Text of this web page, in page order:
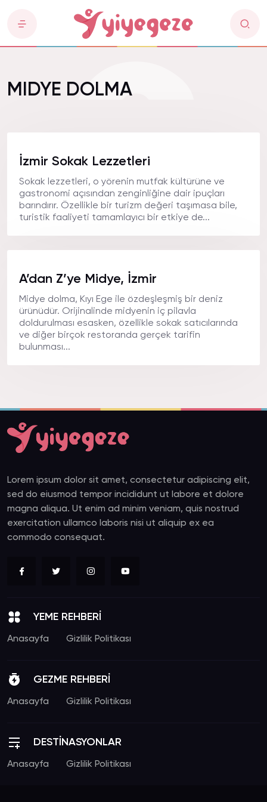
MIDYE DOLMA
İzmir Sokak Lezzetleri
Sokak lezzetleri, o yörenin mutfak kültürüne ve
gastronomi açısından zenginliğine dair ipuçları
barındırır. Özellikle bir turizm değeri taşımasa bile,
turistik faaliyeti tamamlayıcı bir etkiye de...
A’dan Z’ye Midye, İzmir
Midye dolma, Kıyı Ege ile özdeşleşmiş bir deniz
ürünüdür. Orijinalinde midyenin iç pilavla
doldurulması esasken, özellikle sokak satıcılarında
ve diğer birçok restoranda gerçek tarifin
bulunması...
Lorem ipsum dolor sit amet, consectetur adipiscing elit,
sed do eiusmod tempor incididunt ut labore et dolore
magna aliqua. Ut enim ad minim veniam, quis nostrud
exercitation ullamco laboris nisi ut aliquip ex ea
commodo consequat.
YEME REHBERİ
Anasayfa Gizlilik Politikası
GEZME REHBERİ
Anasayfa Gizlilik Politikası
DESTİNASYONLAR
Anasayfa Gizlilik Politikası